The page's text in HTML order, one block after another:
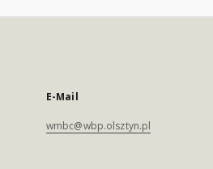
E-Mail
wmbc@wbp.olsztyn.pl